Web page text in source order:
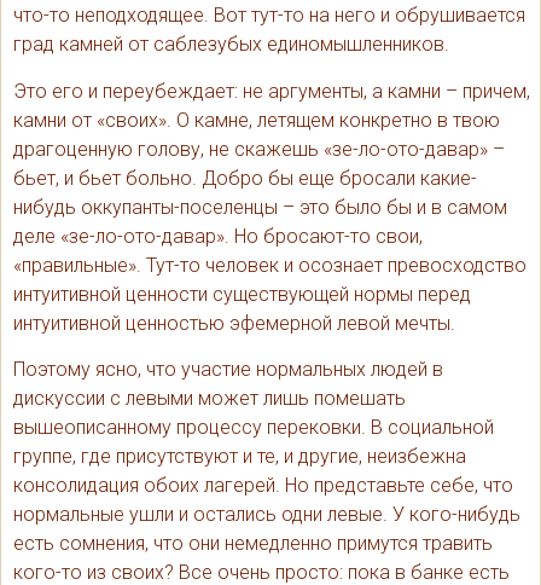
что-то неподходящее. Вот тут-то на него и обрушивается
град камней от саблезубых единомышленников.
Это его и переубеждает: не аргументы, а камни – причем,
камни от «своих». О камне, летящем конкретно в твою
драгоценную голову, не скажешь «зе-ло-ото-давар» –
бьет, и бьет больно. Добро бы еще бросали какие-
нибудь оккупанты-поселенцы – это было бы и в самом
деле «зе-ло-ото-давар». Но бросают-то свои,
«правильные». Тут-то человек и осознает превосходство
интуитивной ценности существующей нормы перед
интуитивной ценностью эфемерной левой мечты.
Поэтому ясно, что участие нормальных людей в
дискуссии с левыми может лишь помешать
вышеописанному процессу перековки. В социальной
группе, где присутствуют и те, и другие, неизбежна
консолидация обоих лагерей. Но представьте себе, что
нормальные ушли и остались одни левые. У кого-нибудь
есть сомнения, что они немедленно примутся травить
кого-то из своих? Все очень просто: пока в банке есть